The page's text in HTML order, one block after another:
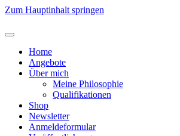
Zum Hauptinhalt springen
Home
Angebote
Über mich
Meine Philosophie
Qualifikationen
Shop
Newsletter
Anmeldeformular